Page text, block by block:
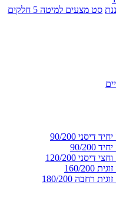
סט מצעים למיטה 5 חלקים
90/200
200
120/200
200
רחבה 180/200